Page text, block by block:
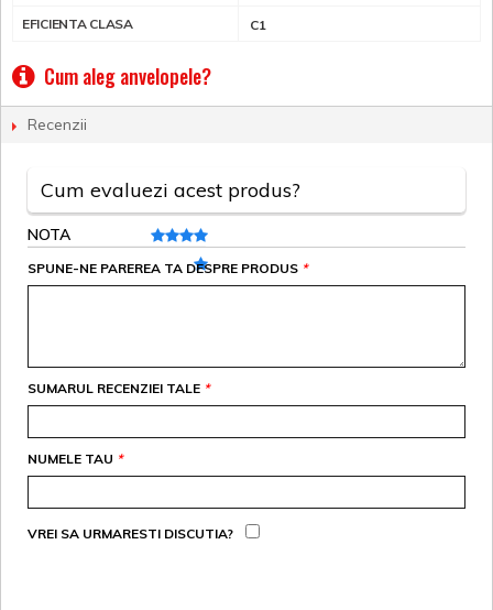
EFICIENTA CLASA C1
Cum aleg anvelopele?
Recenzii
Cum evaluezi acest produs?
NOTA
*
SPUNE-NE PAREREA TA DESPRE PRODUS
*
SUMARUL RECENZIEI TALE
*
NUMELE TAU
VREI SA URMARESTI DISCUTIA?